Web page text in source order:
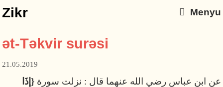
Zikr Menyu
ət-Təkvir surəsi
21.05.2019
عن ابن عباس رضي الله عنهما قال : نزلت سورة{إِذَا